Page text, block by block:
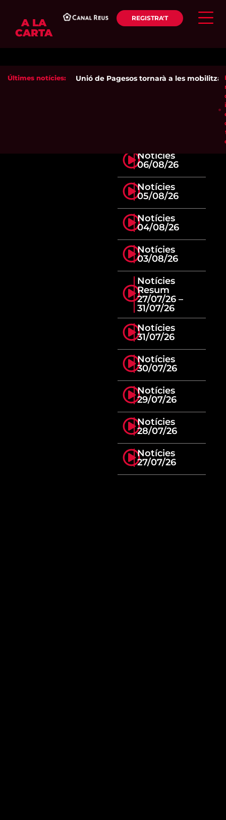
A LA
CARTA
REGISTRA'T
Últimes notícies: Unió de Pagesos tornarà a les
Notícies
06/08/26
Notícies
05/08/26
Notícies
04/08/26
Notícies
03/08/26
Notícies
Resum
27/07/26 –
31/07/26
Notícies
31/07/26
Notícies
30/07/26
Notícies
29/07/26
Notícies
28/07/26
Notícies
27/07/26